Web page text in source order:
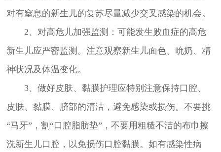
对有窒息的新生儿的复苏尽量减少交叉感染的机会。
2、对高危儿加强监测：可能发生败血症的高危
新生儿应严密监测。注意观察新生儿面色、吮奶、精
神状况及体温变化。
3、做好皮肤、黏膜护理应特别注意保持口腔、
皮肤、黏膜、脐部的清洁，避免感染或损伤。不要挑
“马牙”，割“口腔脂肪垫”，不要用粗糙不洁的布巾擦
洗新生儿口腔，以免损伤口腔黏膜。如有感染性病